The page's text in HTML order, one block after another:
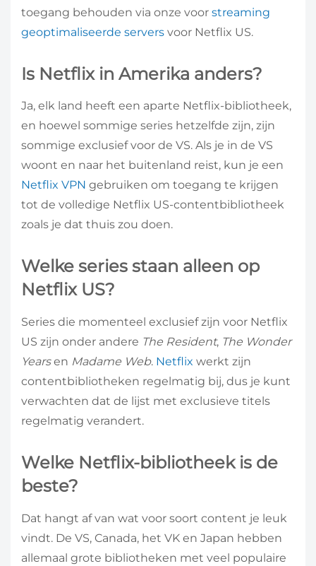
toegang behouden via onze voor streaming
geoptimaliseerde servers voor Netflix US.
Is Netflix in Amerika anders?
Ja, elk land heeft een aparte Netflix-bibliotheek,
en hoewel sommige series hetzelfde zijn, zijn
sommige exclusief voor de VS. Als je in de VS
woont en naar het buitenland reist, kun je een
Netflix VPN gebruiken om toegang te krijgen
tot de volledige Netflix US-contentbibliotheek
zoals je dat thuis zou doen.
Welke series staan alleen op
Netflix US?
Series die momenteel exclusief zijn voor Netflix
US zijn onder andere The Resident, The Wonder
Yearsen Madame Web. Netflix werkt zijn
contentbibliotheken regelmatig bij, dus je kunt
verwachten dat de lijst met exclusieve titels
regelmatig verandert.
Welke Netflix-bibliotheek is de
beste?
Dat hangt af van wat voor soort content je leuk
vindt. De VS, Canada, het VK en Japan hebben
allemaal grote bibliotheken met veel populaire